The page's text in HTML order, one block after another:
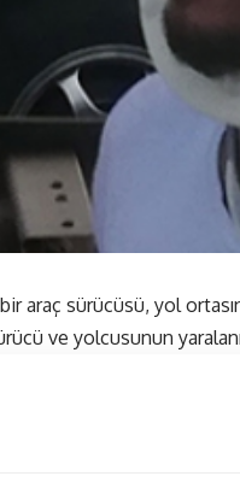
araç sürücüsü, yol
ve yolcusunun